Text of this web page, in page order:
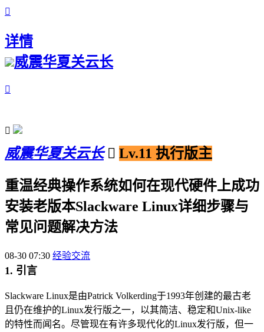

详情
威震华夏关云长


威震华夏关云长  Lv.11 执行版主
重温经典操作系统如何在现代硬件上成功
安装老版本Slackware Linux详细步骤与
常见问题解决方法
08-30 07:30 经验交流
1. 引言
Slackware Linux是由Patrick Volkerding于1993年创建的最古老
且仍在维护的Linux发行版之一，以其简洁、稳定和Unix-like
的特性而闻名。尽管现在有许多现代化的Linux发行版，但一